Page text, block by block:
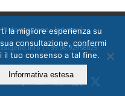
l'informazione [privacy]
| +39.06.92958025 -
la migliore esperienza su
consultazione, confermi
il tuo consenso a tal fine.
Informativa estesa